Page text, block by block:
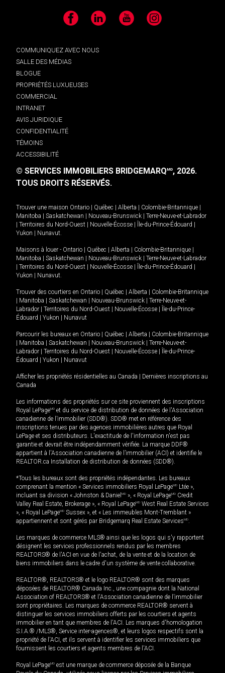
Facebook LinkedIn YouTube Instagram
COMMUNIQUEZ AVEC NOUS
SALLE DES MÉDIAS
BLOGUE
PROPRIÉTÉS LUXUEUSES
COMMERCIAL
INTRANET
AVIS JURIDIQUE
CONFIDENTIALITÉ
TÉMOINS
ACCESSIBILITÉ
© SERVICES IMMOBILIERS BRIDGEMARQMD, 2026.
TOUS DROITS RÉSERVÉS.
Trouver une maison Ontario Québec Alberta Colombie-Britannique
Manitoba
Saskatchewan Nouveau-Brunswick
Terre-Neuve-et-Labrador
Territoires du Nord-Ouest Nouvelle-Écosse Île-du-Prince-Édouard
Yukon
Nunavut.
Maisons à louer - Ontario Québec Alberta Colombie-Britannique
Manitoba
Saskatchewan Nouveau-Brunswick
Terre-Neuve-et-Labrador
Territoires du Nord-Ouest Nouvelle-Écosse Île-du-Prince-Édouard
Yukon
Nunavut.
Trouver des courtiers en Ontario Québec Alberta
Colombie-Britannique
Manitoba Saskatchewan Nouveau-Brunswick
Terre-Neuve-et-
Labrador
Territoires du Nord-Ouest Nouvelle-Écosse
Île-du-Prince-
Édouard
Yukon Nunavut
Parcourir les bureaux en Ontario Québec Alberta
Colombie-Britannique
Manitoba Saskatchewan Nouveau-Brunswick
Terre-Neuve-et-
Labrador
Territoires du Nord-Ouest Nouvelle-Écosse
Île-du-Prince-
Édouard
Yukon Nunavut
Afficher les propriétés résidentielles au Canada
Dernières inscriptions au
Canada
Les informations des propriétés sur ce site proviennent des inscriptions
Royal LePageMD et du service de distribution de données de l'Association
canadienne de l’immobilier (SDD®). SDD® met en référence des
inscriptions tenues par des agences immobilières autres que Royal
LePage et ses distributeurs. L'exactitude de l'information n'est pas
garantie et devrait être indépendamment vérifiée. La marque DDF®
appartient à l'Association canadienne de l’immobilier (ACI) et identifie le
REALTOR.ca Installation de distribution de données (SDD®).
*Tous les bureaux sont des propriétés indépendantes. Les bureaux
comprenant la mention « Services immobiliers Royal LePageMD Ltée »,
incluant sa division « Johnston & Daniel MD », « Royal LePageMD Credit
Valley Real Estate, Brokerage », « Royal LePageMD West Real Estate Services
», « Royal LePageMD Sussex », et « Les immeubles Mont-Tremblant »
appartiennent et sont gérés par Bridgemarq Real Estate ServicesMD.
Les marques de commerce MLS® ainsi que les logos qui s'y rapportent
désignent les services professionnels rendus par les membres
REALTORS® de l'ACI en vue de l'achat, de la vente et de la location de
biens immobiliers dans le cadre d'un système de vente collaborative.
REALTOR®, REALTORS® et le logo REALTOR® sont des marques
déposées de REALTOR® Canada Inc., une compagnie dont la National
Association of REALTORS® et l'Association canadienne de l’immobilier
sont propriétaires. Les marques de commerce REALTOR® servent à
distinguer les services immobiliers offerts par les courtiers et agents
immobilier en tant que membres de l'ACI. Les marques d'homologation
S.I.A.® /MLS®, Service inter-agences®, et leurs logos respectifs sont la
propriété de l'ACI, et ils servent à identifier les services immobiliers que
fournissent les courtiers et agents membres de l'ACI.
Royal LePageMD est une marque de commerce déposée de la Banque